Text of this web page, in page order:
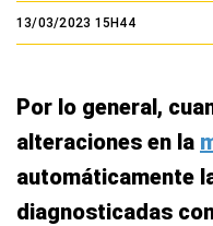
13/03/2023 15H44
Por lo general,
alteraciones en la
automáticamente
diagnosticadas